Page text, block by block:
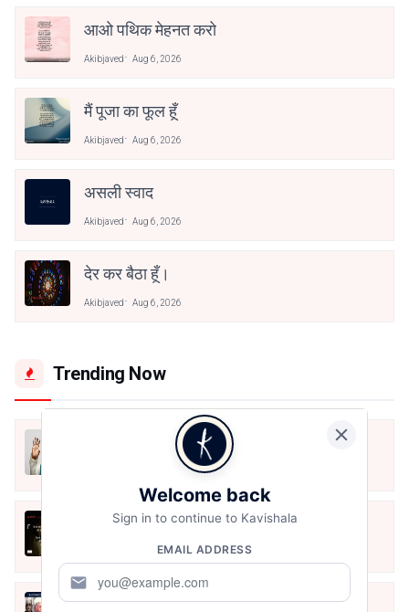
आओ पथिक मेहनत करो
Akibjaved Aug 6, 2026
मैं पूजा का फूल हूँ
Akibjaved Aug 6, 2026
असली स्वाद
Akibjaved Aug 6, 2026
देर कर बैठा हूँ।
Akibjaved Aug 6, 2026
Trending Now
मैं शून्य पे सवार हूँ
अंतिम ऊँचाई - कुँवर नारायण | Stay Home
Stay Safe | TVF's Aspirants
10 Greatest Hindi Poets Of India
Welcome back
Sign in to continue to Kavishala
EMAIL ADDRESS
mail